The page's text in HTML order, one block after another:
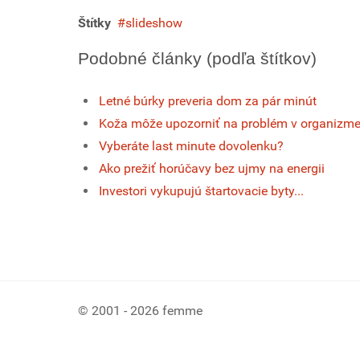
Štítky slideshow
Podobné články (podľa štítkov)
Letné búrky preveria dom za pár minút
Koža môže upozorniť na problém v organizme
Vyberáte last minute dovolenku?
Ako prežiť horúčavy bez ujmy na energii
Investori vykupujú štartovacie byty...
© 2001 - 2026 femme